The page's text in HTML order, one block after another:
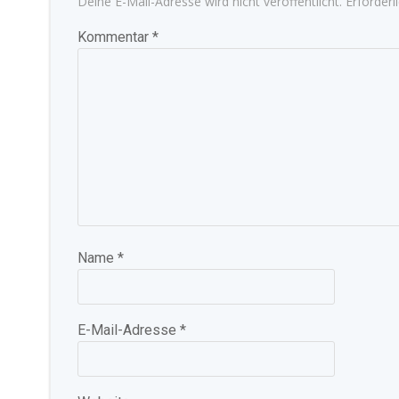
Kommentar *
Name *
E-Mail-Adresse *